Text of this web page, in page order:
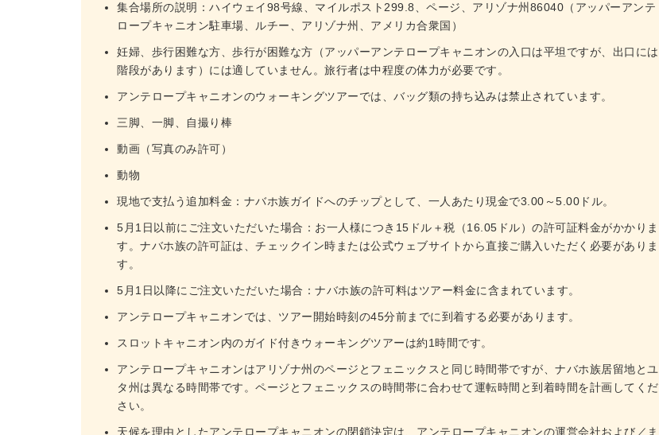
集合場所の説明：ハイウェイ98号線、マイルポスト299.8、ページ、アリゾナ州86040（アッパーアンテ
ロープキャニオン駐車場、ルチー、アリゾナ州、アメリカ合衆国）
妊婦、歩行困難な方、歩行が困難な方（アッパーアンテロープキャニオンの入口は平坦ですが、出口には
階段があります）には適していません。旅行者は中程度の体力が必要です。
アンテロープキャニオンのウォーキングツアーでは、バッグ類の持ち込みは禁止されています。
三脚、一脚、自撮り棒
動画（写真のみ許可）
動物
現地で支払う追加料金：ナバホ族ガイドへのチップとして、一人あたり現金で3.00～5.00ドル。
5月1日以前にご注文いただいた場合：お一人様につき15ドル＋税（16.05ドル）の許可証料金がかかりま
す。ナバホ族の許可証は、チェックイン時または公式ウェブサイトから直接ご購入いただく必要がありま
す。
5月1日以降にご注文いただいた場合：ナバホ族の許可料はツアー料金に含まれています。
アンテロープキャニオンでは、ツアー開始時刻の45分前までに到着する必要があります。
スロットキャニオン内のガイド付きウォーキングツアーは約1時間です。
アンテロープキャニオンはアリゾナ州のページとフェニックスと同じ時間帯ですが、ナバホ族居留地とユ
タ州は異なる時間帯です。ページとフェニックスの時間帯に合わせて運転時間と到着時間を計画してくだ
さい。
天候を理由としたアンテロープキャニオンの閉鎖決定は、アンテロープキャニオンの運営会社および／ま